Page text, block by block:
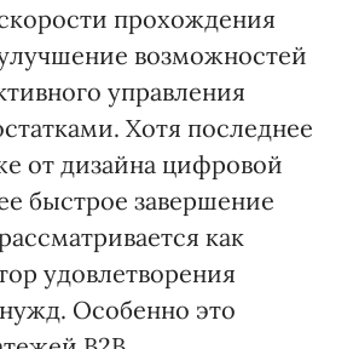
прохождения
возможностей
управления
Хотя последнее
от дизайна цифровой
быстрое завершение
как
удовлетворения
Особенно это